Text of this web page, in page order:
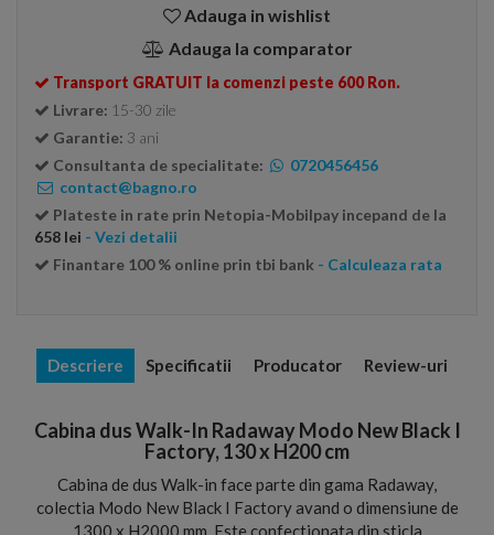
Adauga in wishlist
Adauga la comparator
Transport GRATUIT la comenzi peste 600 Ron.
Livrare: 15-30 zile
Garantie: 3 ani
Consultanta de specialitate:
0720456456
contact@bagno.ro
Plateste in rate prin Netopia-Mobilpay incepand de la
658 lei - Vezi detalii
Finantare 100 % online prin tbi bank - Calculeaza rata
Descriere Specificatii Producator Review-uri
Cabina dus Walk-In Radaway Modo New Black I
Factory, 130 x H200 cm
Cabina de dus Walk-in face parte din gama Radaway,
colectia Modo New Black I Factory avand o dimensiune de
1300 x H2000 mm. Este confectionata din sticla